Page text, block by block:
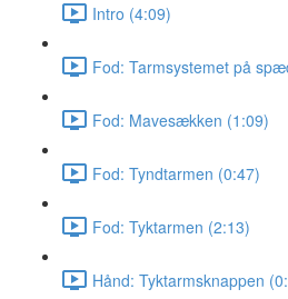
Intro (4:09)
Fod: Tarmsystemet på
Fod: Mavesækken (1:09)
Fod: Tyndtarmen (0:47)
Fod: Tyktarmen (2:13)
Hånd: Tyktarmsknappen